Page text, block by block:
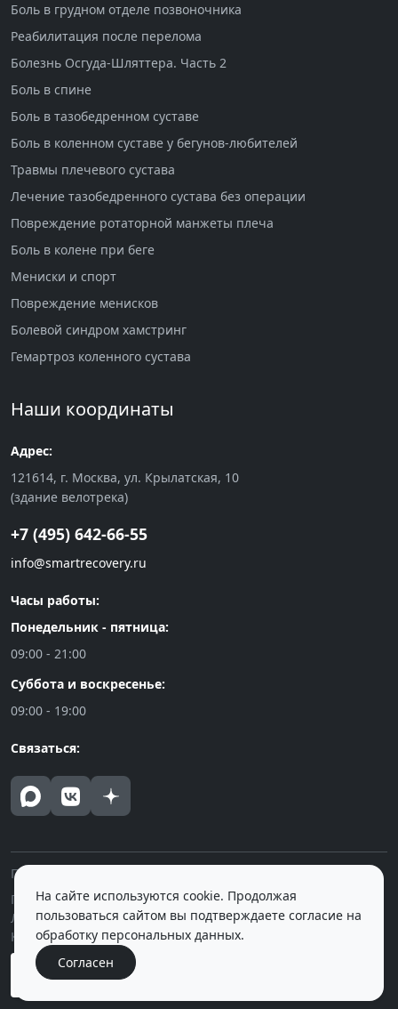
Боль в грудном отделе позвоночника
Реабилитация после перелома
Болезнь Осгуда-Шляттера. Часть 2
Боль в спине
Боль в тазобедренном суставе
Боль в коленном суставе у бегунов-любителей
Травмы плечевого сустава
Лечение тазобедренного сустава без операции
Повреждение ротаторной манжеты плеча
Боль в колене при беге
Мениски и спорт
Повреждение менисков
Болевой синдром хамстринг
Гемартроз коленного сустава
Наши координаты
Адрес:
121614, г. Москва, ул. Крылатская, 10
(здание велотрека)
+7 (495) 642-66-55
info@smartrecovery.ru
Часы работы:
Понедельник - пятница:
09:00 - 21:00
Суббота и воскресенье:
09:00 - 19:00
Связаться:
Политика конфиденциальности
Публичная оферта
Лицензия на осуществление медицинской деятельности
Контролирующие и вышестоящие органы
На сайте используются cookie. Продолжая
пользоваться сайтом вы подтверждаете согласие на
обработку персональных данных.
Согласен